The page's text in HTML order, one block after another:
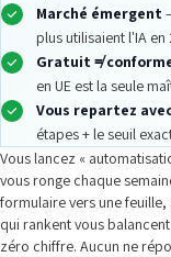
Marché émergent
plus utilisaient l'IA en
Gratuit ≠
en UE est la seule
Vous repartez
étapes + le seuil
Vous lancez «
vous ronge chaque
formulaire vers une
qui rankent vous
zéro chiffre. Aucun ne